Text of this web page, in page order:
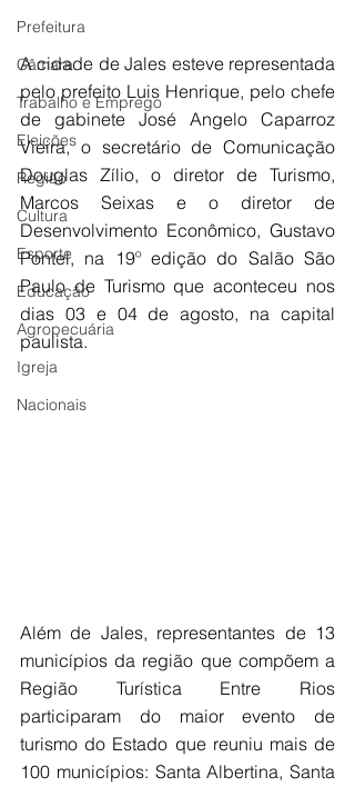
Prefeitura
Câmara
Trabalho e Emprego
Eleições
Região
Cultura
Esporte
Educação
Agropecuária
Igreja
Nacionais
A cidade de Jales esteve representada
pelo prefeito Luis Henrique, pelo chefe
de gabinete José Angelo Caparroz
Vieira, o secretário de Comunicação
Douglas Zílio, o diretor de Turismo,
Marcos Seixas e o diretor de
Desenvolvimento Econômico, Gustavo
Pontel, na 19º edição do Salão São
Paulo de Turismo que aconteceu nos
dias 03 e 04 de agosto, na capital
paulista.
Além de Jales, representantes de 13
municípios da região que compõem a
Região Turística Entre Rios
participaram do maior evento de
turismo do Estado que reuniu mais de
100 municípios: Santa Albertina, Santa